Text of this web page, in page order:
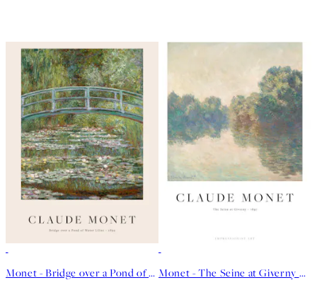
Monet - Bridge over a Pond of Water Lilies Poster Monet - The Seine at Giverny Poster